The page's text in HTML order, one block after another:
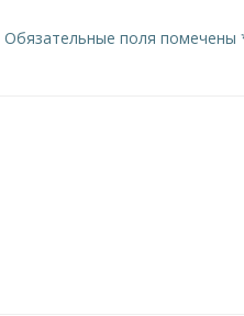
Обязательные поля помечены